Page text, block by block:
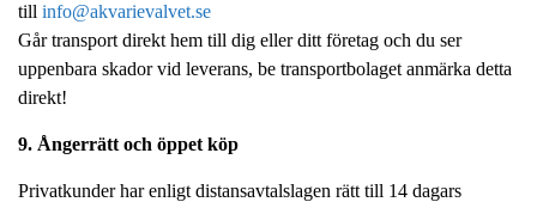
till info@akvarievalvet.se
Går transport direkt hem till dig eller ditt företag och du ser
uppenbara skador vid leverans, be transportbolaget anmärka detta
direkt!
9. Ångerrätt och öppet köp
Privatkunder har enligt distansavtalslagen rätt till 14 dagars